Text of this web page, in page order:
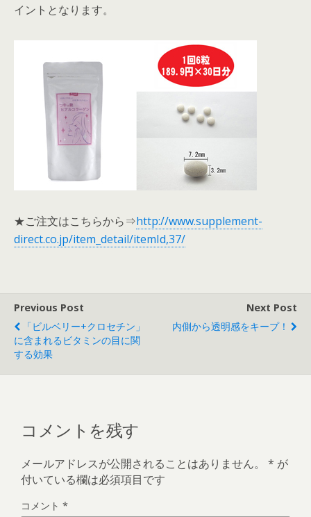
イントとなります。
★ご注文はこちらから⇒http://www.supplement-
direct.co.jp/item_detail/itemId,37/
Previous Post
「ビルベリー+クロセチン」
に含まれるビタミンの目に関
する効果
Next Post
内側から透明感をキープ！
コメントを残す
メールアドレスが公開されることはありません。 * が
付いている欄は必須項目です
コメント *